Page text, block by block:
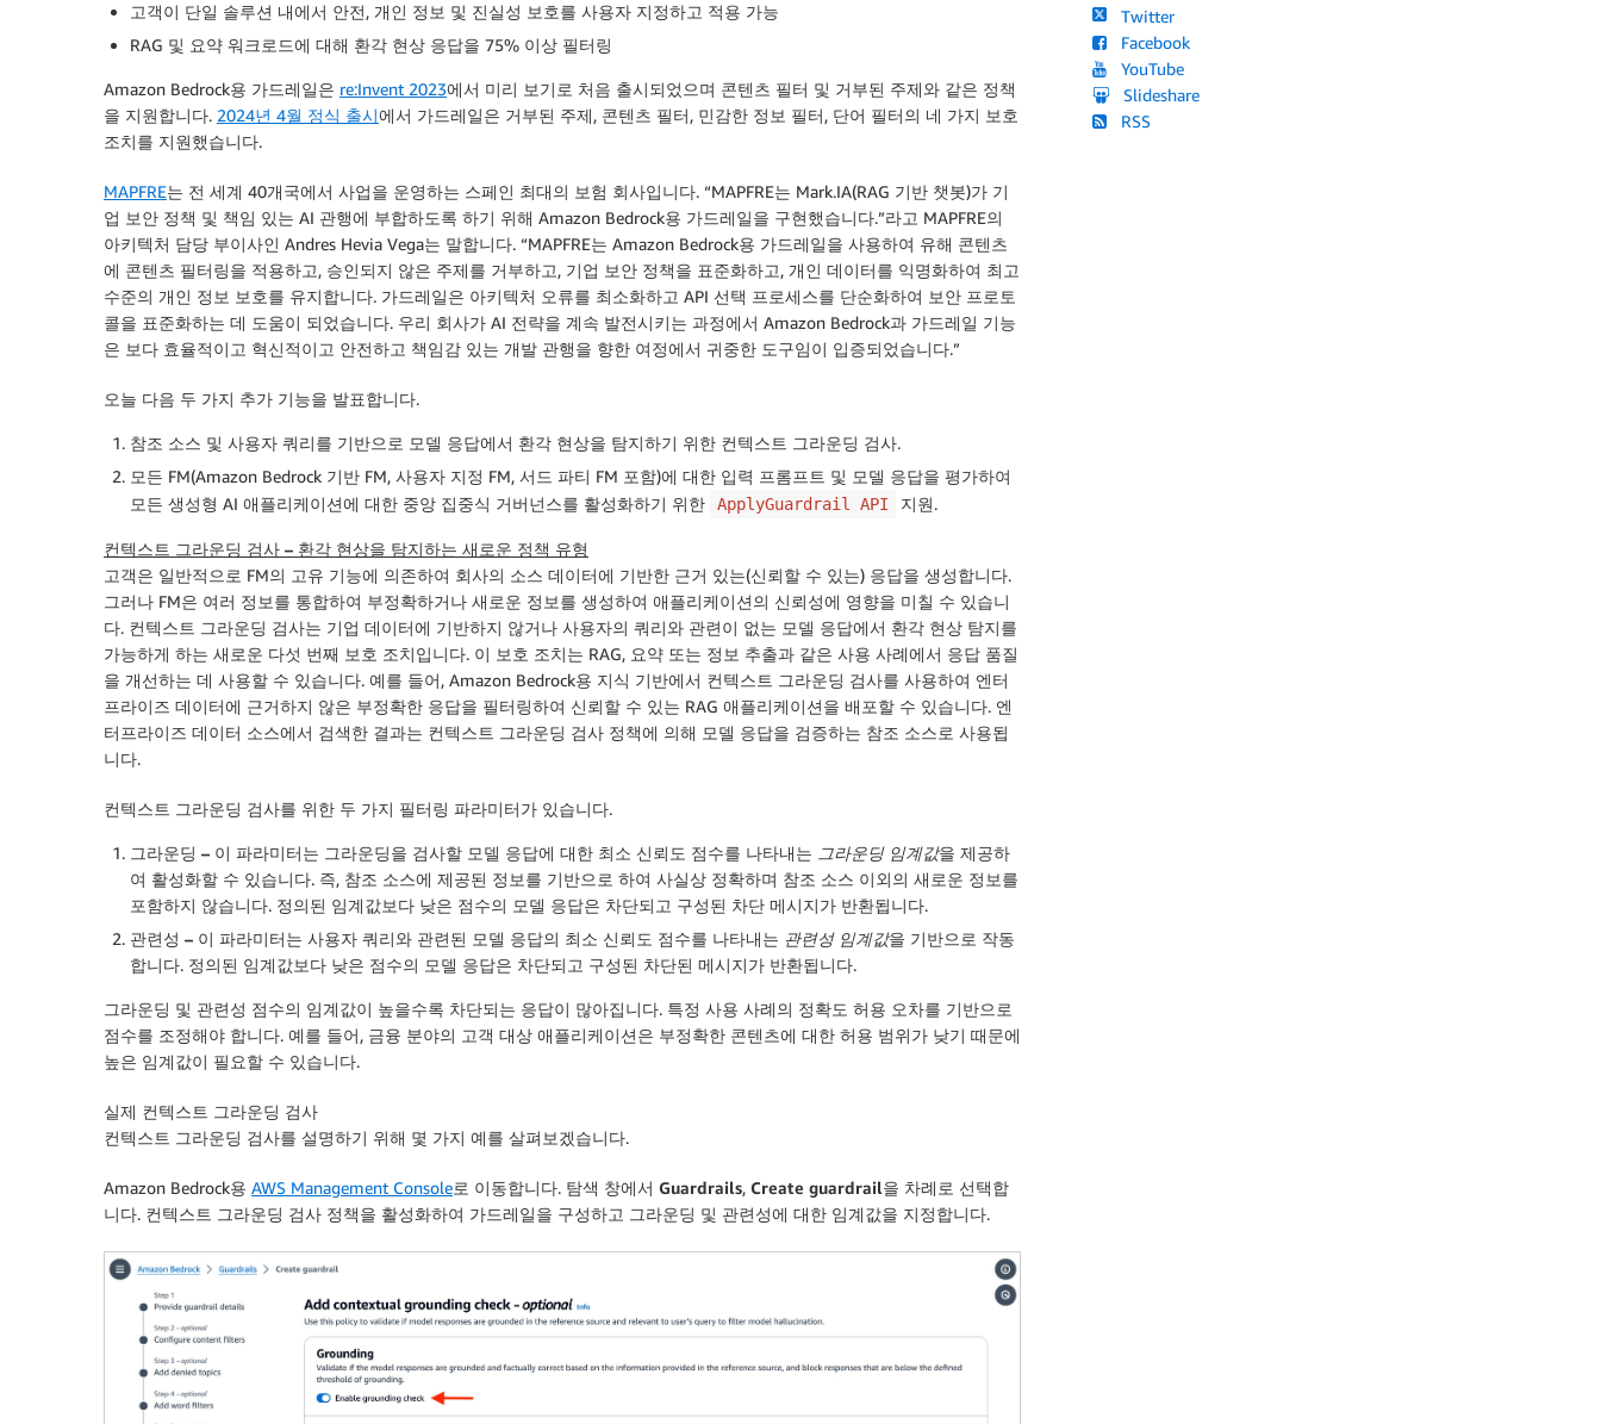
고객이 단일 솔루션 내에서 안전, 개인 정보 및 진실성 보호를 사용자 지정하고 적용 가능
RAG 및 요약 워크로드에 대해 환각 현상 응답을 75% 이상 필터링
Amazon Bedrock용 가드레일은 re:Invent 2023에서 미리 보기로 처음 출시되었으며 콘텐츠 필터 및 거부된 주제와 같은 정책
을 지원합니다. 2024년 4월 정식 출시에서 가드레일은 거부된 주제, 콘텐츠 필터, 민감한 정보 필터, 단어 필터의 네 가지 보호
조치를 지원했습니다.
MAPFRE는 전 세계 40개국에서 사업을 운영하는 스페인 최대의 보험 회사입니다. “MAPFRE는 Mark.IA(RAG 기반 챗봇)가 기
업 보안 정책 및 책임 있는 AI 관행에 부합하도록 하기 위해 Amazon Bedrock용 가드레일을 구현했습니다.”라고 MAPFRE의
아키텍처 담당 부이사인 Andres Hevia Vega는 말합니다. “MAPFRE는 Amazon Bedrock용 가드레일을 사용하여 유해 콘텐츠
에 콘텐츠 필터링을 적용하고, 승인되지 않은 주제를 거부하고, 기업 보안 정책을 표준화하고, 개인 데이터를 익명화하여 최고
수준의 개인 정보 보호를 유지합니다. 가드레일은 아키텍처 오류를 최소화하고 API 선택 프로세스를 단순화하여 보안 프로토
콜을 표준화하는 데 도움이 되었습니다. 우리 회사가 AI 전략을 계속 발전시키는 과정에서 Amazon Bedrock과 가드레일 기능
은 보다 효율적이고 혁신적이고 안전하고 책임감 있는 개발 관행을 향한 여정에서 귀중한 도구임이 입증되었습니다.”
오늘 다음 두 가지 추가 기능을 발표합니다.
참조 소스 및 사용자 쿼리를 기반으로 모델 응답에서 환각 현상을 탐지하기 위한 컨텍스트 그라운딩 검사.
모든 FM(Amazon Bedrock 기반 FM, 사용자 지정 FM, 서드 파티 FM 포함)에 대한 입력 프롬프트 및 모델 응답을 평가하여
모든 생성형 AI 애플리케이션에 대한 중앙 집중식 거버넌스를 활성화하기 위한
ApplyGuardrail API 지원.
컨텍스트 그라운딩 검사 – 환각 현상을 탐지하는 새로운 정책 유형
고객은 일반적으로 FM의 고유 기능에 의존하여 회사의 소스 데이터에 기반한 근거 있는(신뢰할 수 있는) 응답을 생성합니다.
그러나 FM은 여러 정보를 통합하여 부정확하거나 새로운 정보를 생성하여 애플리케이션의 신뢰성에 영향을 미칠 수 있습니
다. 컨텍스트 그라운딩 검사는 기업 데이터에 기반하지 않거나 사용자의 쿼리와 관련이 없는 모델 응답에서 환각 현상 탐지를
가능하게 하는 새로운 다섯 번째 보호 조치입니다. 이 보호 조치는 RAG, 요약 또는 정보 추출과 같은 사용 사례에서 응답 품질
을 개선하는 데 사용할 수 있습니다. 예를 들어, Amazon Bedrock용 지식 기반에서 컨텍스트 그라운딩 검사를 사용하여 엔터
프라이즈 데이터에 근거하지 않은 부정확한 응답을 필터링하여 신뢰할 수 있는 RAG 애플리케이션을 배포할 수 있습니다. 엔
터프라이즈 데이터 소스에서 검색한 결과는 컨텍스트 그라운딩 검사 정책에 의해 모델 응답을 검증하는 참조 소스로 사용됩
니다.
컨텍스트 그라운딩 검사를 위한 두 가지 필터링 파라미터가 있습니다.
그라운딩 – 이 파라미터는 그라운딩을 검사할 모델 응답에 대한 최소 신뢰도 점수를 나타내는 그라운딩 임계값을 제공하
여 활성화할 수 있습니다. 즉, 참조 소스에 제공된 정보를 기반으로 하여 사실상 정확하며 참조 소스 이외의 새로운 정보를
포함하지 않습니다. 정의된 임계값보다 낮은 점수의 모델 응답은 차단되고 구성된 차단 메시지가 반환됩니다.
관련성 – 이 파라미터는 사용자 쿼리와 관련된 모델 응답의 최소 신뢰도 점수를 나타내는 관련성 임계값을 기반으로 작동
합니다. 정의된 임계값보다 낮은 점수의 모델 응답은 차단되고 구성된 차단된 메시지가 반환됩니다.
그라운딩 및 관련성 점수의 임계값이 높을수록 차단되는 응답이 많아집니다. 특정 사용 사례의 정확도 허용 오차를 기반으로
점수를 조정해야 합니다. 예를 들어, 금융 분야의 고객 대상 애플리케이션은 부정확한 콘텐츠에 대한 허용 범위가 낮기 때문에
높은 임계값이 필요할 수 있습니다.
실제 컨텍스트 그라운딩 검사
컨텍스트 그라운딩 검사를 설명하기 위해 몇 가지 예를 살펴보겠습니다.
Amazon Bedrock용 AWS Management Console로 이동합니다. 탐색 창에서 Guardrails, Create guardrail을 차례로 선택합
니다. 컨텍스트 그라운딩 검사 정책을 활성화하여 가드레일을 구성하고 그라운딩 및 관련성에 대한 임계값을 지정합니다.
Twitter
Facebook
YouTube
Slideshare
RSS